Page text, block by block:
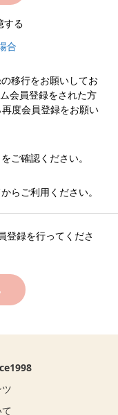
する
合
移行をお願いしてお
会員登録をされた方
度会員登録をお願い
をご確認ください。
らご利用ください。
登録を行ってくださ